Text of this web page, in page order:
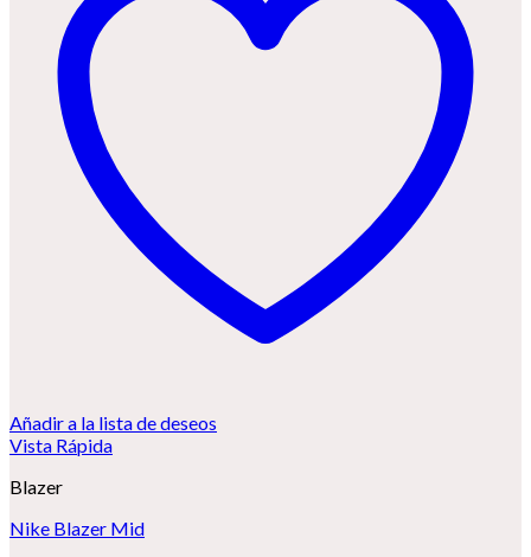
Añadir a la lista de deseos
Vista Rápida
Blazer
Nike Blazer Mid